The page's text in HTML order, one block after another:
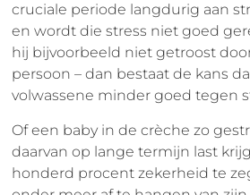
cruciale periode langdurig aan
en wordt die stress niet goed
hij bijvoorbeeld niet getroost
persoon – dan bestaat de kans
volwassene minder goed tegen
Of een baby in de crèche zo
daarvan op lange termijn last
honderd procent zekerheid te